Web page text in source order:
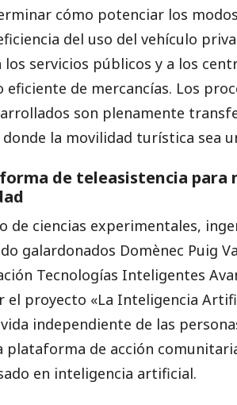
cómo potenciar los
del uso del vehículo
los servicios públicos y a los
eficiente de mercancías. Los
son plenamente
donde la movilidad turística sea
de teleasistencia para
de ciencias experimentales,
galardonados Domènec Puig
Tecnologías Inteligentes
el proyecto «La Inteligencia
independiente de las
plataforma de acción
en inteligencia artificial.